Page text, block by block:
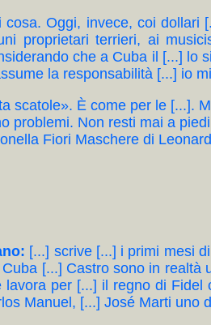
cosa. Oggi, invece, coi dollari
proprietari terrieri, ai
che a Cuba il [...] lo
la responsabilità [...] io
scatole». È come per le [...].
problemi. Non resti mai a
Fiori Maschere di
[...] scrive [...] i primi mesi
Cuba [...] Castro sono in realtà
lavora per [...] il regno di Fidel
Manuel, [...] José Marti uno